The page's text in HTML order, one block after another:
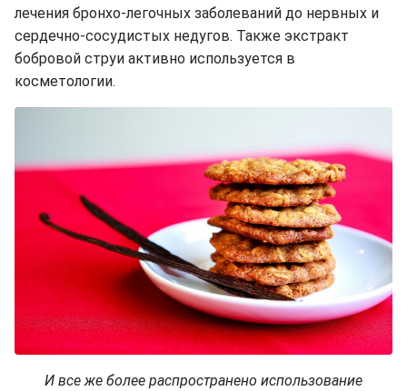
лечения бронхо-легочных заболеваний до нервных и
сердечно-сосудистых недугов. Также экстракт
бобровой струи активно используется в
косметологии.
И все же более распространено использование